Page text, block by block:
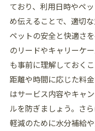
ており、利用日時やペ
め伝えることで、適切
ペットの安全と快適さ
のリードやキャリーケ
も事前に理解しておく
距離や時間に応じた料
はサービス内容やキャ
ルを防ぎましょう。さ
軽減のために水分補給